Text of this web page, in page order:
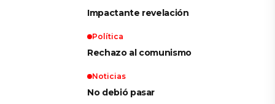
Impactante revelación
Política
Rechazo al comunismo
Noticias
No debió pasar